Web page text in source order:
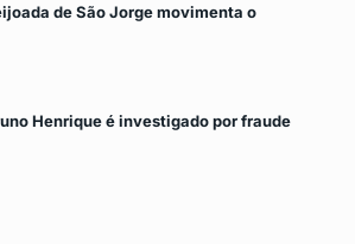
de São Jorge movimenta o
Henrique é investigado por fraude